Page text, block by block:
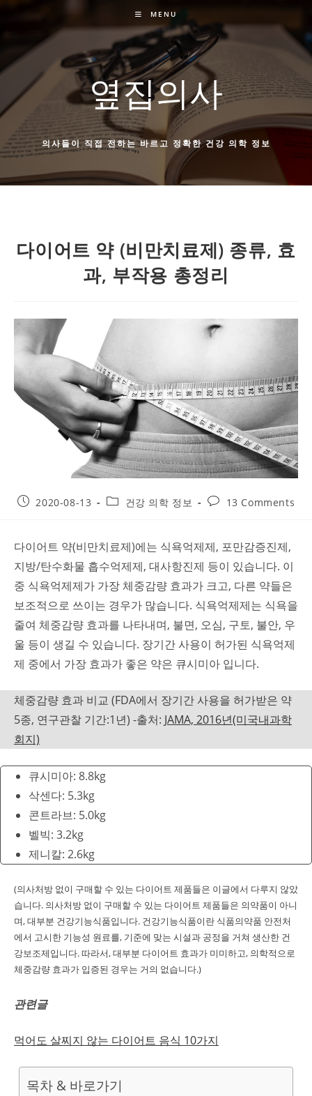
Skip
MENU
옆집의사
의사들이 직접 전하는 바르고 정확한 건강 의학 정보
다이어트 약 (비만치료제) 종류, 효
과, 부작용 총정리
Post2020-08-13
Post건강 의학 정보
Post13 Comments
다이어트 약(비만치료제)에는 식욕억제제, 포만감증진제,
지방/탄수화물 흡수억제제, 대사항진제 등이 있습니다. 이
중 식욕억제제가 가장 체중감량 효과가 크고, 다른 약들은
보조적으로 쓰이는 경우가 많습니다. 식욕억제제는 식욕을
줄여 체중감량 효과를 나타내며, 불면, 오심, 구토, 불안, 우
울 등이 생길 수 있습니다. 장기간 사용이 허가된 식욕억제
제 중에서 가장 효과가 좋은 약은 큐시미아 입니다.
체중감량 효과 비교 (FDA에서 장기간 사용을 허가받은 약
5종, 연구관찰 기간:1년) -출처: JAMA, 2016년(미국내과학
회지)
큐시미아: 8.8kg
삭센다: 5.3kg
콘트라브: 5.0kg
벨빅: 3.2kg
제니칼: 2.6kg
(의사처방 없이 구매할 수 있는 다이어트 제품들은 이글에서 다루지 않았
습니다. 의사처방 없이 구매할 수 있는 다이어트 제품들은 의약품이 아니
며, 대부분 건강기능식품입니다. 건강기능식품이란 식품의약품 안전처
에서 고시한 기능성 원료를, 기준에 맞는 시설과 공정을 거쳐 생산한 건
강보조제입니다. 따라서, 대부분 다이어트 효과가 미미하고, 의학적으로
체중감량 효과가 입증된 경우는 거의 없습니다.)
관련글
먹어도 살찌지 않는 다이어트 음식 10가지
목차 & 바로가기